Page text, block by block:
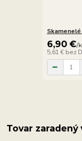
6,90 €/
5,61 € bez
Tovar